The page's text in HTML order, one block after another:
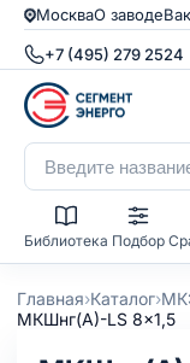
МоскваО заводе
+7 (495) 279 2524
Библиотека Подбор
Главная›Каталог›
МКШнг(А)-LS 8x1,5